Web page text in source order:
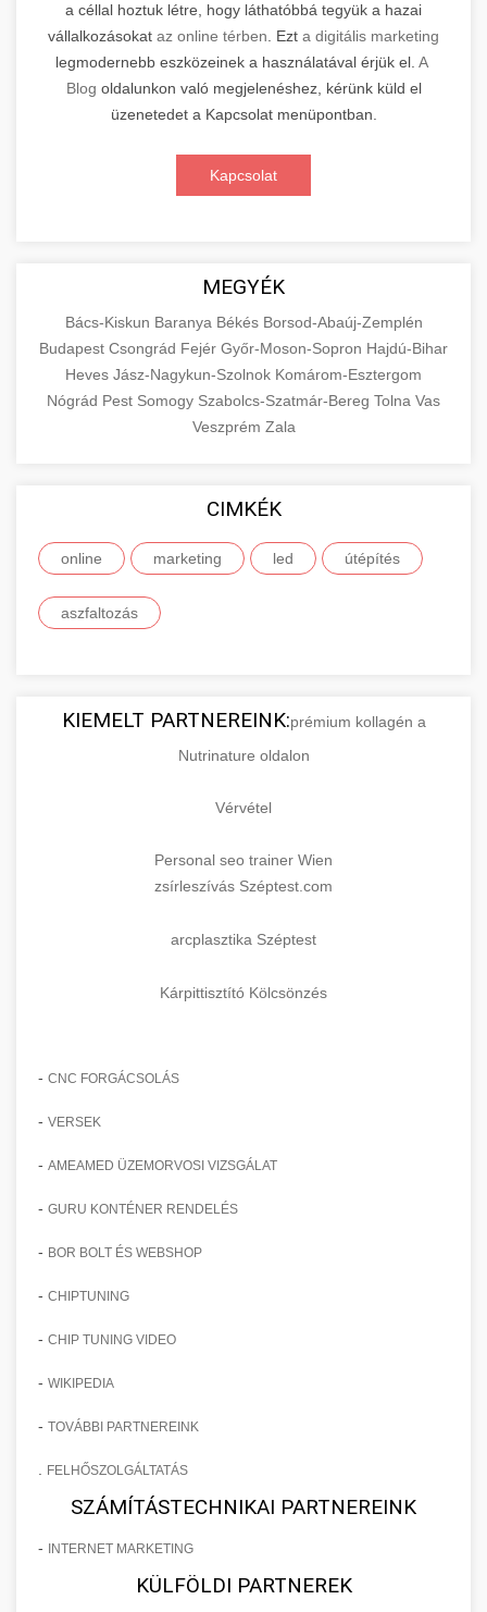
a céllal hoztuk létre, hogy láthatóbbá tegyük a hazai
vállalkozásokat az online térben . Ezt a digitális marketing
legmodernebb eszközeinek a használatával érjük el. A
Blog oldalunkon való megjelenéshez, kérünk küld el
üzenetedet a Kapcsolat menüpontban.
Kapcsolat
MEGYÉK
Bács-Kiskun Baranya Békés Borsod-Abaúj-Zemplén
Budapest Csongrád Fejér Győr-Moson-Sopron Hajdú-Bihar
Heves Jász-Nagykun-Szolnok Komárom-Esztergom
Nógrád Pest Somogy Szabolcs-Szatmár-Bereg Tolna Vas
Veszprém Zala
CIMKÉK
online marketing led útépítés
aszfaltozás
KIEMELT PARTNEREINK:prémium kollagén a
Nutrinature oldalon
Vérvétel
Personal seo trainer Wien
zsírleszívás Széptest.com
arcplasztika Széptest
Kárpittisztító Kölcsönzés
- CNC FORGÁCSOLÁS
- VERSEK
- AMEAMED ÜZEMORVOSI VIZSGÁLAT
- GURU KONTÉNER RENDELÉS
- BOR BOLT ÉS WEBSHOP
- CHIPTUNING
- CHIP TUNING VIDEO
- WIKIPEDIA
- TOVÁBBI PARTNEREINK
FELHŐSZOLGÁLTATÁS
SZÁMÍTÁSTECHNIKAI PARTNEREINK
- INTERNET MARKETING
KÜLFÖLDI PARTNEREK